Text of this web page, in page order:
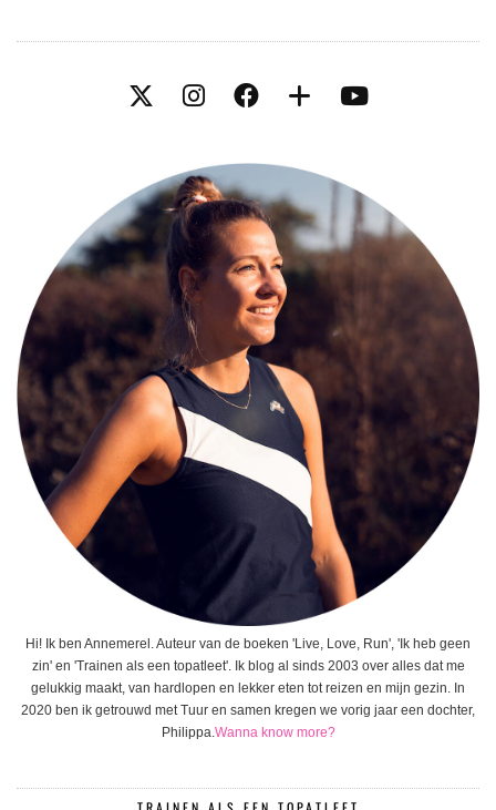
Hi! Ik ben Annemerel. Auteur van de boeken 'Live, Love, Run', 'Ik heb geen
zin' en 'Trainen als een topatleet'. Ik blog al sinds 2003 over alles dat me
gelukkig maakt, van hardlopen en lekker eten tot reizen en mijn gezin. In
2020 ben ik getrouwd met Tuur en samen kregen we vorig jaar een dochter,
Philippa.Wanna know more?